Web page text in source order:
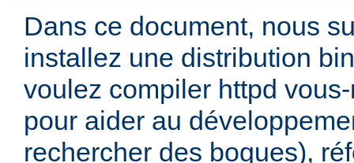
Dans ce document, nous
installez une distribution
voulez compiler httpd
pour aider au
rechercher des bogues),